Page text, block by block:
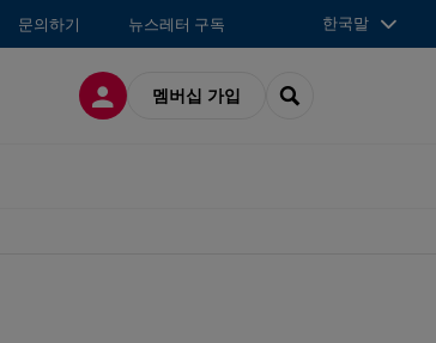
문의하기 뉴스레터 구독 한국말
접속 멤버십 가입 SEARCH